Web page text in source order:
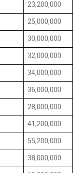
23,200,000
25,000,000
30,000,000
32,000,000
34,000,000
36,000,000
28,000,000
41,200,000
55,200,000
38,000,000